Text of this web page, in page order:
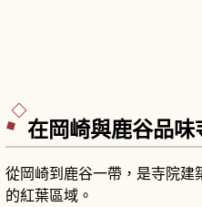
在岡崎與鹿谷品
從岡崎到鹿谷一帶，是寺院建
的紅葉區域。